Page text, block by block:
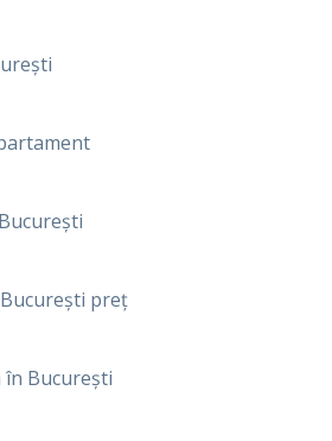
preț
în București